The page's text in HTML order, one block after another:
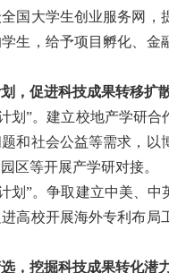
国大学生创业服务网
生，给予项目孵化、
划，促进科技成果转移扩
”。建立校地产学研合
和社会公益等需求，
区等开展产学研对接。
”。争取建立中美、中
高校开展海外专利布
挖掘科技成果转化潜